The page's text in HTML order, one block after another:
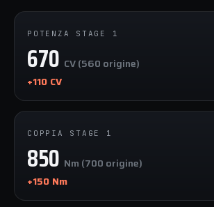
POTENZA STAGE 1
670 CV (560 origine)
+110 CV
COPPIA STAGE 1
850 Nm (700 origine)
+150 Nm